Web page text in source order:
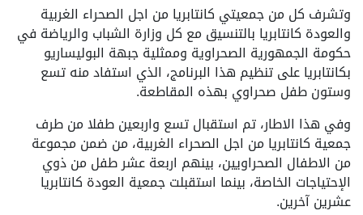
وتشرف كل من جمعيتي كانتابريا من اجل الصحراء الغربية
والعودة كانتابريا بالتنسيق مع كل وزارة الشباب والرياضة في
حكومة الجمهورية الصحراوية وممثلية جبهة البوليساريو
بكانتابريا على تنظيم هذا البرنامج، الذي استفاد منه تسع
وستون طفل صحراوي بهذه المقاطعة.
وفي هذا الاطار، تم استقبال تسع واربعين طفلا من طرف
جمعية كانتابريا من اجل الصحراء الغربية، من ضمن مجموعة
من الاطفال الصحراويين، بينهم اربعة عشر طفل من ذوي
الإحتياجات الخاصة، بينما استقبلت جمعية العودة كانتابريا
عشرين آخرين.